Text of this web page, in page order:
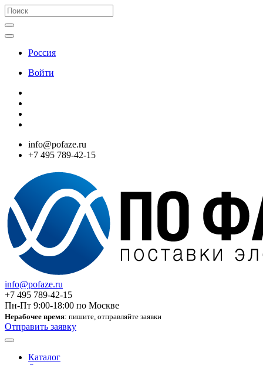
Россия
Войти
info@pofaze.ru
+7 495 789-42-15
info@pofaze.ru
+7 495 789-42-15
Пн-Пт 9:00-18:00 по Москве
Нерабочее время: пишите, отправляйте заявки
Отправить заявку
Каталог